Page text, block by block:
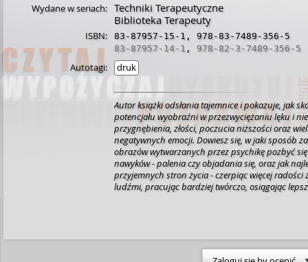
Wydane w seriach: Techniki Terapeutyczne
Biblioteka Terapeuty
ISBN: 83-87957-15-1 , 978-83-7489-356-5
83-87957-14-1 , 978-82-3-7489-356-5
Autotagi: druk
Autor książki odsłania tajemnice i pokazuje, jak
potencjału wyobraźni w przezwyciężaniu lęku i
przygnębienia, złości, poczucia niższości oraz
negatywnych emocji. Dowiesz się, w jaki sposób
obrazów wytwarzanych przez psychikę pozbyć
nawyków - palenia czy objadania się, oraz jak
przyjemnych stron życia - czerpiąc więcej radości
ludźmi, pracując bardziej twórczo, osiągając